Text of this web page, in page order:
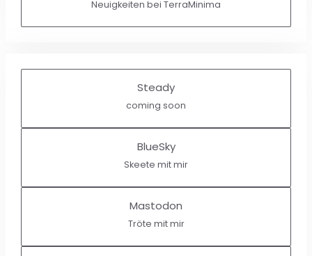
Neuigkeiten bei TerraMinima
Steady
coming soon
BlueSky
Skeete mit mir
Mastodon
Tröte mit mir